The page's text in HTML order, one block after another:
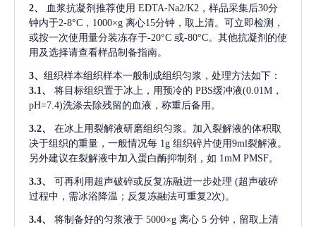
2、 血浆抗凝剂推荐使用 EDTA-Na2/K2，样品采集后30分
钟内于2-8°C，1000×g 离心15分钟，取上清。可立即检测，
或按一次使用量分装冻存于-20°C 或-80°C。其他抗凝剂的使
用及选择请查看样品制备指南。
3、 组织样本组织样本一般制成组织匀浆，处理方法如下：
3.1、
将目标组织置于冰上，用预冷的 PBS缓冲液(0.01M，
pH=7.4)洗涤去除残留的血液，称重后备用。
3.2、
在冰上用裂解液研磨组织匀浆。加入裂解液的体积取
决于组织的重量，一般情况每 1g 组织碎片使用9ml裂解液。
另外建议在裂解液中加入蛋白酶抑制剂，如 1mM PMSF。
3.3、 可再利用超声破碎或反复冻融进一步处理 (超声破碎
过程中，需冰浴降温；反复冻融法可重复2次)。
3.4、 将制备好的匀浆液于 5000×g 离心 5 分钟，留取上清